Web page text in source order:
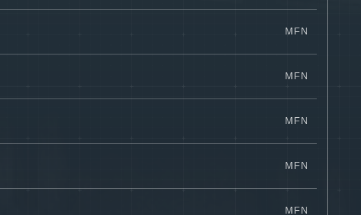
MFN
MFN
MFN
MFN
MFN